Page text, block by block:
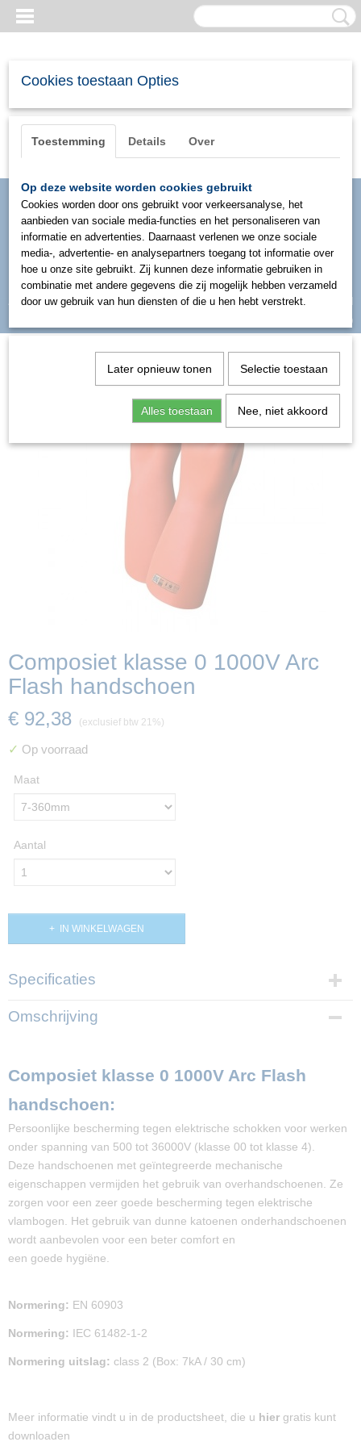
Inloggen Registreren
UW WINKELWAGEN
(0)
Composiet klasse 0 1000V Arc
Flash handschoen
€ 92,38 (exclusief btw 21%)
✓ Op voorraad
Maat
Aantal
IN WINKELWAGEN
Specificaties
Productcode
PP0-192-864
Omschrijving
Composiet klasse 0 1000V Arc Flash
handschoen:
Persoonlijke bescherming tegen elektrische schokken voor werken
onder spanning van 500 tot 36000V (klasse 00 tot klasse 4).
Deze handschoenen met geïntegreerde mechanische
eigenschappen vermijden het gebruik van overhandschoenen. Ze
zorgen voor een zeer goede bescherming tegen elektrische
vlambogen. Het gebruik van dunne katoenen onderhandschoenen
wordt aanbevolen voor een beter comfort en
een goede hygiëne.
Normering: EN 60903
Normering: IEC 61482-1-2
Normering uitslag: class 2 (Box: 7kA / 30 cm)
Meer informatie vindt u in de productsheet, die u hier gratis kunt
downloaden
Cookies toestaan Opties
Toestemming Details Over
Op deze website worden cookies gebruikt
Cookies worden door ons gebruikt voor verkeersanalyse, het
aanbieden van sociale media-functies en het personaliseren van
informatie en advertenties. Daarnaast verlenen we onze sociale
media-, advertentie- en analysepartners toegang tot informatie over
hoe u onze site gebruikt. Zij kunnen deze informatie gebruiken in
combinatie met andere gegevens die zij mogelijk hebben verzameld
door uw gebruik van hun diensten of die u hen hebt verstrekt.
Later opnieuw tonen Selectie toestaan
Alles toestaan Nee, niet akkoord